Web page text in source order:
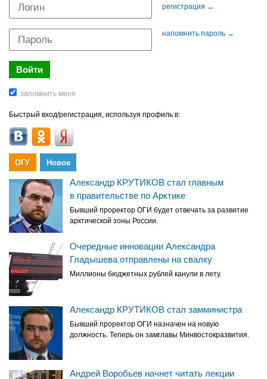
регистрация →
напомнить пароль →
Быстрый вход/регистрация, используя профиль в:
ОГУ Новое
Александр КРУТИКОВ стал главным
в правительстве по Арктике
Бывший проректор ОГИ будет отвечать за развитие
арктической зоны России.
Очередные инновации Александра
Гладышева отправлены на свалку
Миллионы бюджетных рублей канули в лету.
Александр КРУТИКОВ стал замминистра
Бывший проректор ОГИ назначен на новую
должность. Теперь он замглавы Минвостокразвития.
Андрей Воробьев начнет читать лекции